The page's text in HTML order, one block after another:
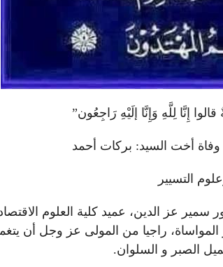
إِنَّا لِلَّهِ وَإِنَّا إلَيْهِ رَاجِعُون”
وفاة أخت السيد: بركات أحمد
التسيير
عز الدين، عميد كلية العلوم
راجيا من المولى عز وجل أن
الصبر و السلوان.